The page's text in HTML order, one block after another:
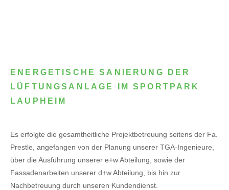
ENERGETISCHE SANIERUNG DER
LÜFTUNGSANLAGE IM SPORTPARK
LAUPHEIM
Es erfolgte die gesamtheitliche Projektbetreuung seitens der Fa.
Prestle, angefangen von der Planung unserer TGA-Ingenieure,
über die Ausführung unserer e+w Abteilung, sowie der
Fassadenarbeiten unserer d+w Abteilung, bis hin zur
Nachbetreuung durch unseren Kundendienst.